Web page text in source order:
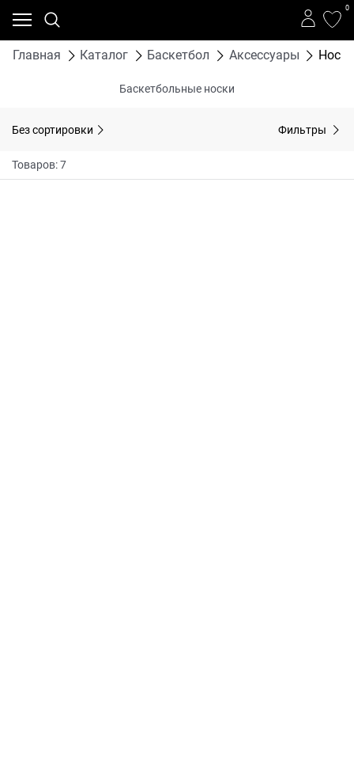
0
Главная Каталог Баскетбол Аксессуары Носки
Баскетбольные носки
Без сортировки Фильтры
Товаров: 7